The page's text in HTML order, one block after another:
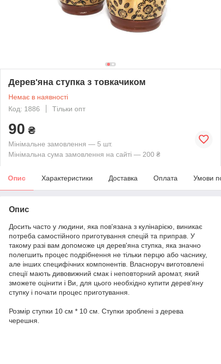
Дерев'яна ступка з товкачиком
Немає в наявності
Код: 1886
Тільки опт
90 ₴
Мінімальне замовлення — 5 шт.
Мінімальна сума замовлення на сайті — 200 ₴
Опис Характеристики Доставка Оплата Умови
Опис
Досить часто у людини, яка пов'язана з кулінарією, виникає
потреба самостійного приготування спецій та приправ. У
такому разі вам допоможе ця дерев'яна ступка, яка значно
полегшить процес подрібнення не тільки перцю або часнику,
але інших специфічних компонентів. Власноруч виготовлені
спеції мають дивовижний смак і неповторний аромат, який
зможете оцінити і Ви, для цього необхідно купити дерев'яну
ступку і почати процес приготування.
Розмір ступки 10 см * 10 см. Ступки зроблені з дерева
черешня.